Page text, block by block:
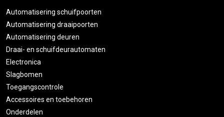
Automatisering schuifpoorten
Automatisering draaipoorten
Automatisering deuren
Draai- en schuifdeurautomaten
Electronica
Slagbomen
Toegangscontrole
Accessoires en toebehoren
Onderdelen